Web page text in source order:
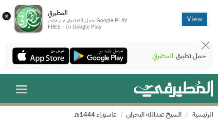
× المطيرفي
حمل التطبيق من متجر Google PLAY
FREE - In Google Play
View
حمل تطبيق المطيرفي
الرئيسية الشيخ عبدالله البحراني عاشوراء 1444هـ